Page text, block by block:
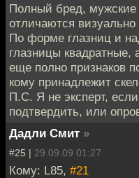
Полный бред, мужские
отличаются
По форме глазниц и
глазницы
еще полно признаков
кому принадлежит
П.С. Я не эксперт,
подтвердить, или
Дадли Смит »
#25 | 29.09.09 01:27
Кому: L85, #21